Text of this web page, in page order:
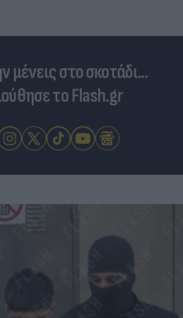
μένεις στο σκοτάδι...
το Flash.gr